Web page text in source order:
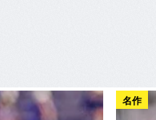
名作